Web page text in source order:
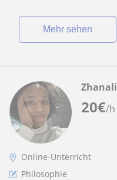
Mehr sehen
20€/h
Zhanali
Online-Unterricht
Philosophie